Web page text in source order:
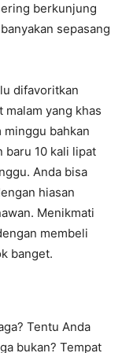
berkunjung
sepasang
difavoritkan
yang khas
minggu bahkan
baru 10 kali lipat
Anda bisa
hiasan
Menikmati
membeli
banget.
Tentu Anda
bukan? Tempat